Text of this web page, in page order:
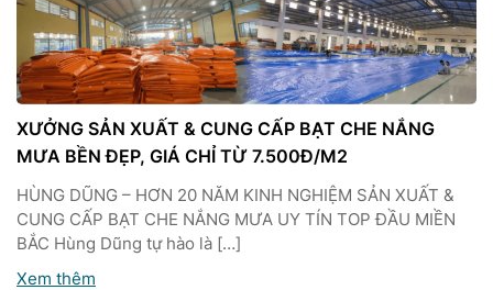
XƯỞNG SẢN XUẤT & CUNG CẤP BẠT CHE NẮNG
MƯA BỀN ĐẸP, GIÁ CHỈ TỪ 7.500Đ/M2
HÙNG DŨNG – HƠN 20 NĂM KINH NGHIỆM SẢN XUẤT &
CUNG CẤP BẠT CHE NẮNG MƯA UY TÍN TOP ĐẦU MIỀN
BẮC Hùng Dũng tự hào là […]
Xem thêm